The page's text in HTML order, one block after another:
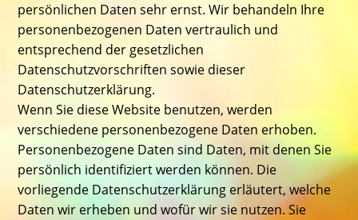
persönlichen Daten sehr ernst. Wir behandeln Ihre
personenbezogenen Daten vertraulich und
entsprechend der gesetzlichen
Datenschutzvorschriften sowie dieser
Datenschutzerklärung.
Wenn Sie diese Website benutzen, werden
verschiedene personenbezogene Daten erhoben.
Personenbezogene Daten sind Daten, mit denen Sie
persönlich identifiziert werden können. Die
vorliegende Datenschutzerklärung erläutert, welche
Daten wir erheben und wofür wir sie nutzen. Sie